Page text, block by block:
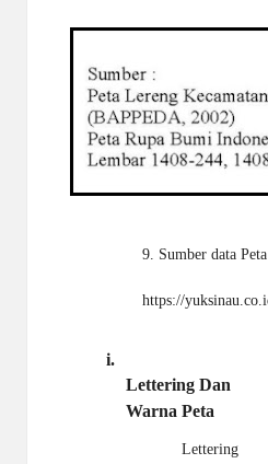
9. Sumber data Peta
https://
i.
Lettering Dan
Warna Peta
Lettering